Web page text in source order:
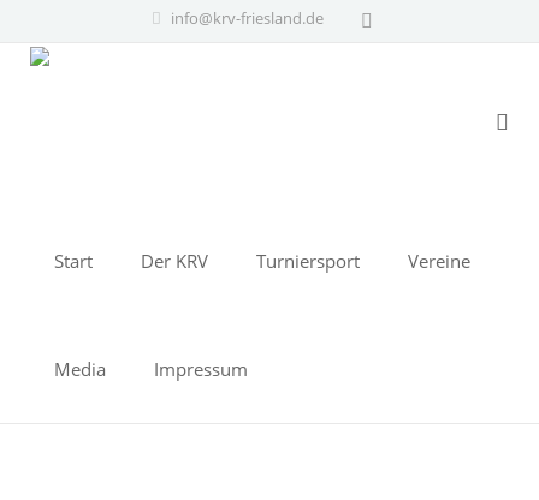
info@krv-friesland.de
Start Der KRV Turniersport Vereine
Media Impressum